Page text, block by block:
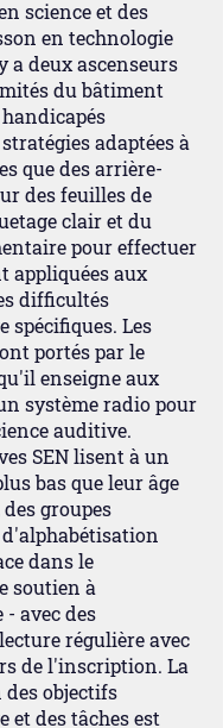
science et des
en technologie
a deux ascenseurs
du bâtiment
adaptées à
que des arrière-
des feuilles de
clair et du
pour effectuer
appliquées aux
difficultés
spécifiques. Les
portés par le
enseigne aux
système radio pour
auditive.
SEN lisent à un
bas que leur âge
groupes
dans le
soutien à
avec des
régulière avec
de l'inscription. La
objectifs
et des tâches est